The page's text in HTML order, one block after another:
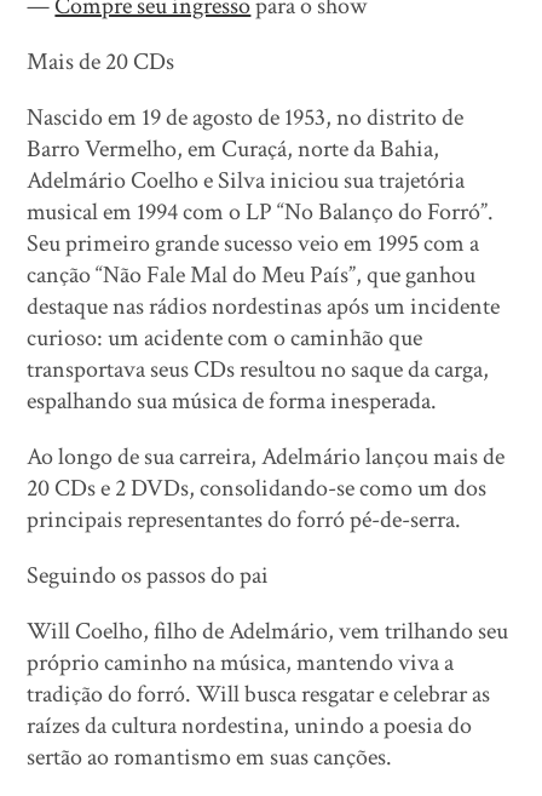
Mais de 20 CDs
Nascido em 19 de agosto de 1953, no distrito de
Barro Vermelho, em Curaçá, norte da Bahia,
Adelmário Coelho e Silva iniciou sua trajetória
musical em 1994 com o LP “No Balanço do Forró”.
Seu primeiro grande sucesso veio em 1995 com a
canção “Não Fale Mal do Meu País”, que ganhou
destaque nas rádios nordestinas após um incidente
curioso: um acidente com o caminhão que
transportava seus CDs resultou no saque da carga,
espalhando sua música de forma inesperada.
Ao longo de sua carreira, Adelmário lançou mais de
20 CDs e 2 DVDs, consolidando-se como um dos
principais representantes do forró pé-de-serra.
Seguindo os passos do pai
Will Coelho, filho de Adelmário, vem trilhando seu
próprio caminho na música, mantendo viva a
tradição do forró. Will busca resgatar e celebrar as
raízes da cultura nordestina, unindo a poesia do
sertão ao romantismo em suas canções.